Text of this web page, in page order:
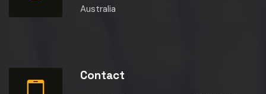
Australia
Contact